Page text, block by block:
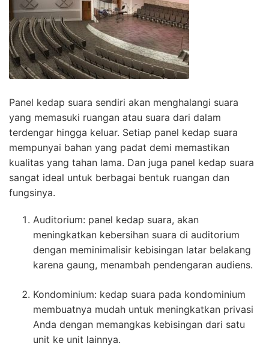
Panel kedap suara sendiri akan menghalangi suara
yang memasuki ruangan atau suara dari dalam
terdengar hingga keluar. Setiap panel kedap suara
mempunyai bahan yang padat demi memastikan
kualitas yang tahan lama. Dan juga panel kedap suara
sangat ideal untuk berbagai bentuk ruangan dan
fungsinya.
Auditorium: panel kedap suara, akan
meningkatkan kebersihan suara di auditorium
dengan meminimalisir kebisingan latar belakang
karena gaung, menambah pendengaran audiens.
Kondominium: kedap suara pada kondominium
membuatnya mudah untuk meningkatkan privasi
Anda dengan memangkas kebisingan dari satu
unit ke unit lainnya.